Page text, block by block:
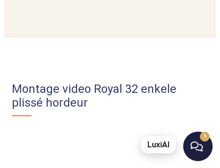
Montage video Royal 32 enkele
plissé hordeur
LuxiAI
1